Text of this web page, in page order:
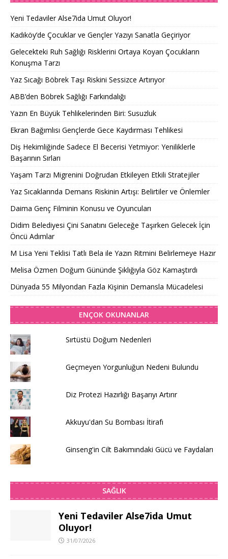
Yeni Tedaviler Alse7ida Umut Oluyor!
Kadıköy’de Çocuklar ve Gençler Yazıyı Sanatla Geçiriyor
Gelecekteki Ruh Sağlığı Risklerini Ortaya Koyan Çocukların
Konuşma Tarzı
Yaz Sıcağı Böbrek Taşı Riskini Sessizce Artırıyor
ABB’den Böbrek Sağlığı Farkındalığı
Yazın En Büyük Tehlikelerinden Biri: Susuzluk
Ekran Bağımlısı Gençlerde Gece Kaydırması Tehlikesi
Diş Hekimliğinde Sadece El Becerisi Yetmiyor: Yeniliklerle
Başarının Sırları
Yaşam Tarzı Migrenini Doğrudan Etkileyen Etkili Stratejiler
Yaz Sıcaklarında Demans Riskinin Artışı: Belirtiler ve Önlemler
Daima Genç Filminin Konusu ve Oyuncuları
Didim Belediyesi Çini Sanatını Geleceğe Taşırken Gelecek İçin
Öncü Adımlar
M Lisa Yeni Teklisi Tatlı Bela ile Yazın Ritmini Belirlemeye Hazır
Melisa Özmen Doğum Gününde Şıklığıyla Göz Kamaştırdı
Dünyada 55 Milyondan Fazla Kişinin Demansla Mücadelesi
ENÇOK OKUNANLAR
Sırtüstü Doğum Nedenleri
Geçmeyen Yorgunluğun Nedeni Bulundu
Diz Protezi Hazırlığı Başarıyı Artırır
Akkuyu'dan Su Bombası İtirafı
Ginseng'in Cilt Bakımındaki Gücü ve Faydaları
SAĞLIK
Yeni Tedaviler Alse7ida Umut
Oluyor!
31/07/2026